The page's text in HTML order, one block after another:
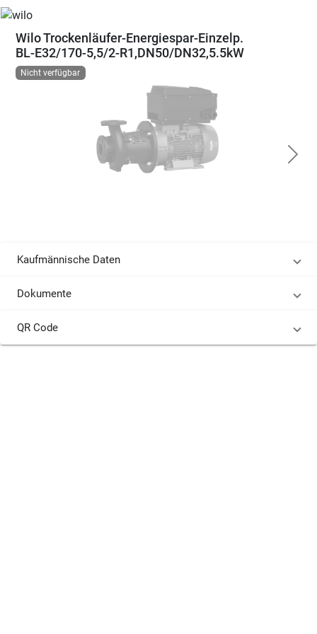
Wilo Trockenläufer-Energiespar-Einzelp.
BL-E32/170-5,5/2-R1,DN50/DN32,5.5kW
Nicht verfügbar
Kaufmännische Daten
Dokumente
QR Code